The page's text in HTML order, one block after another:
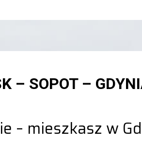
– SOPOT –
– mieszkasz w